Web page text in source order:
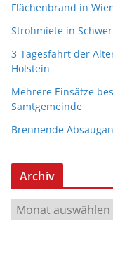
Flächenbrand in
Strohmiete in
3-Tagesfahrt der
Holstein
Mehrere Einsätze
Samtgemeinde
Brennende
Archiv
r